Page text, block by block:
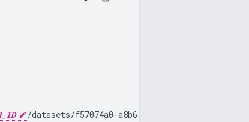
/datasets/f57074a0-a8b6-403e-9df1-